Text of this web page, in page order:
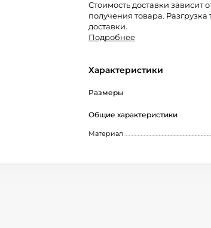
Стоимость доставки зависит
получения товара. Разгрузка
доставки.
Подробнее
Характеристики
Размеры
Общие характеристики
Материал